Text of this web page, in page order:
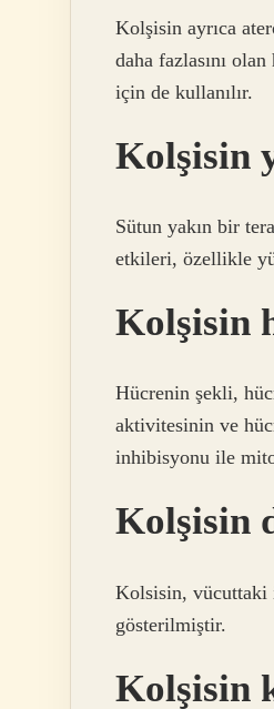
Kolşisin ayrıca
daha fazlasını
için de kullanılır.
Kolşisin
Sütun yakın bir
etkileri, özellikle
Kolşisin
Hücrenin şekli,
aktivitesinin ve
inhibisyonu ile
Kolşisin
Kolsisin, vücuttaki
gösterilmiştir.
Kolşisin